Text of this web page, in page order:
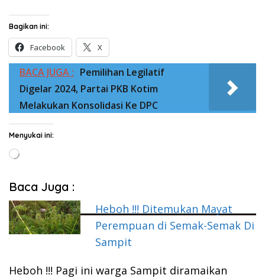
Bagikan ini:
Facebook X
BACA JUGA : Pemilihan Legilatif
Digelar 2024, Partai PKB Kotim
Melakukan Konsolidasi Ke DPC
Menyukai ini:
Memuat...
Baca Juga :
Heboh !!! Ditemukan Mayat
Perempuan di Semak-Semak Di
Sampit
Heboh !!! Pagi ini warga Sampit diramaikan